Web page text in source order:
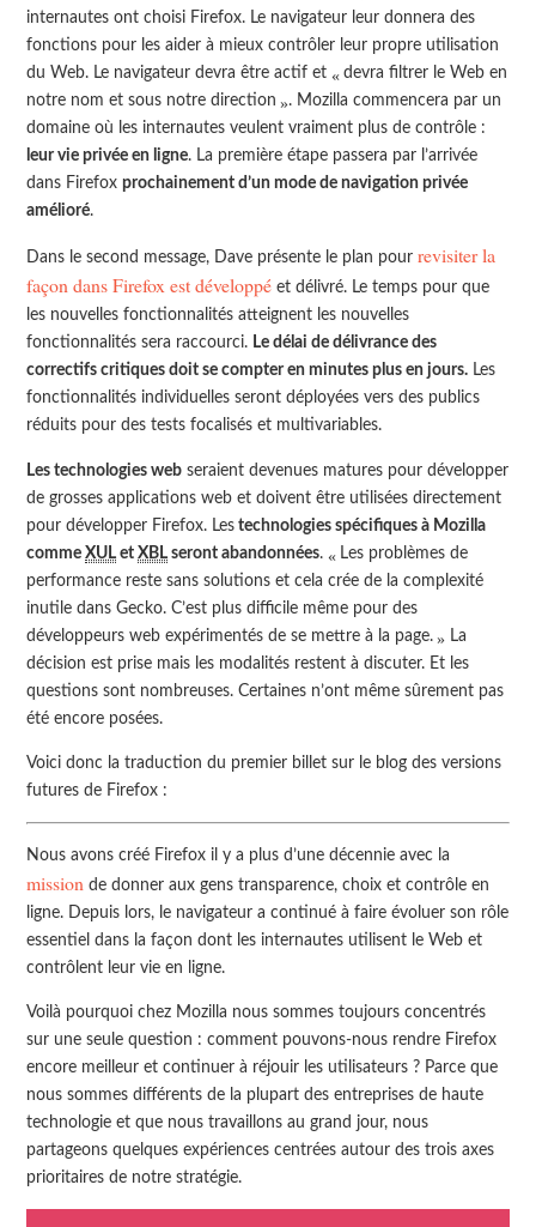
internautes ont choisi Firefox. Le navigateur leur donnera des
fonctions pour les aider à mieux contrôler leur propre utilisation
du Web. Le navigateur devra être actif et
devra filtrer le Web en
notre nom et sous notre direction
. Mozilla commencera par un
domaine où les internautes veulent vraiment plus de contrôle :
leur vie privée en ligne. La première étape passera par l’arrivée
dans Firefoxprochainement d’un mode de navigation privée
amélioré.
Dans le second message, Dave présente le plan pourrevisiter la
façon dans Firefox est développé et délivré. Le temps pour que
les nouvelles fonctionnalités atteignent les nouvelles
fonctionnalités sera raccourci. Le délai de délivrance des
correctifs critiques doit se compter en minutes plus en jours. Les
fonctionnalités individuelles seront déployées vers des publics
réduits pour des tests focalisés et multivariables.
Les technologies web seraient devenues matures pour développer
de grosses applications web et doivent être utilisées directement
pour développer Firefox. Les technologies spécifiques à Mozilla
commeXUL etXBL seront abandonnées.
Les problèmes de
performance reste sans solutions et cela crée de la complexité
inutile dans Gecko. C’est plus difficile même pour des
développeurs web expérimentés de se mettre à la page.
La
décision est prise mais les modalités restent à discuter. Et les
questions sont nombreuses. Certaines n’ont même sûrement pas
été encore posées.
Voici donc la traduction du premier billet sur le blog des versions
futures de Firefox :
Nous avons créé Firefox il y a plus d’une décennie avec la
mission de donner aux gens transparence, choix et contrôle en
ligne. Depuis lors, le navigateur a continué à faire évoluer son rôle
essentiel dans la façon dont les internautes utilisent le Web et
contrôlent leur vie en ligne.
Voilà pourquoi chez Mozilla nous sommes toujours concentrés
sur une seule question : comment pouvons-nous rendre Firefox
encore meilleur et continuer à réjouir les utilisateurs ? Parce que
nous sommes différents de la plupart des entreprises de haute
technologie et que nous travaillons au grand jour, nous
partageons quelques expériences centrées autour des trois axes
prioritaires de notre stratégie.